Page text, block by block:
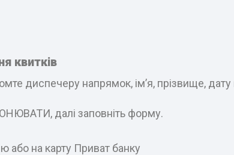
квитків
диспечеру напрямок, ім’я, прізвище, дату
далі заповніть форму.
або на карту Приват банку